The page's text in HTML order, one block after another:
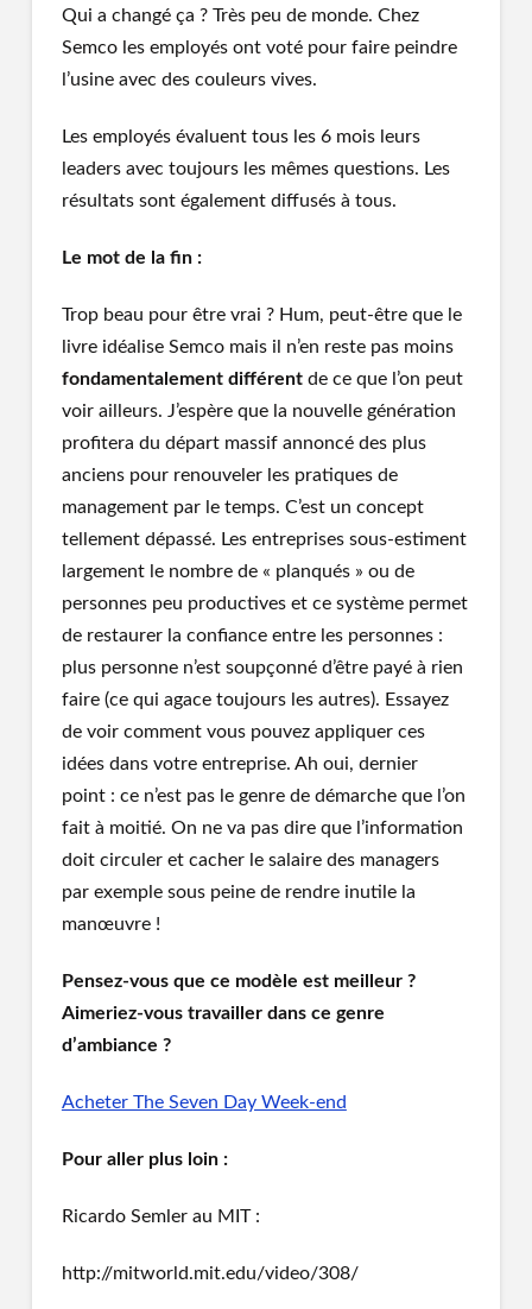
Qui a changé ça ? Très peu de monde. Chez
Semco les employés ont voté pour faire peindre
l’usine avec des couleurs vives.
Les employés évaluent tous les 6 mois leurs
leaders avec toujours les mêmes questions. Les
résultats sont également diffusés à tous.
Le mot de la fin :
Trop beau pour être vrai ? Hum, peut-être que le
livre idéalise Semco mais il n’en reste pas moins
fondamentalement différentde ce que l’on peut
voir ailleurs. J’espère que la nouvelle génération
profitera du départ massif annoncé des plus
anciens pour renouveler les pratiques de
management par le temps. C’est un concept
tellement dépassé. Les entreprises sous-estiment
largement le nombre de « planqués » ou de
personnes peu productives et ce système permet
de restaurer la confiance entre les personnes :
plus personne n’est soupçonné d’être payé à rien
faire (ce qui agace toujours les autres). Essayez
de voir comment vous pouvez appliquer ces
idées dans votre entreprise. Ah oui, dernier
point : ce n’est pas le genre de démarche que l’on
fait à moitié. On ne va pas dire que l’information
doit circuler et cacher le salaire des managers
par exemple sous peine de rendre inutile la
manœuvre !
Pensez-vous que ce modèle est meilleur ?
Aimeriez-vous travailler dans ce genre
d’ambiance ?
Acheter The Seven Day Week-end
Pour aller plus loin :
Ricardo Semler au MIT :
http://mitworld.mit.edu/video/308/